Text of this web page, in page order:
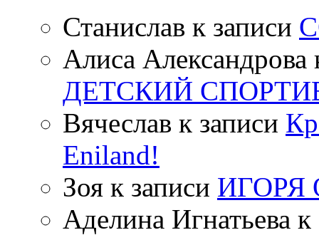
Станислав к записи
Алиса Александрова
ДЕТСКИЙ
Вячеслав к записи
Eniland!
Зоя к записи ИГОРЯ
Аделина Игнатьева к